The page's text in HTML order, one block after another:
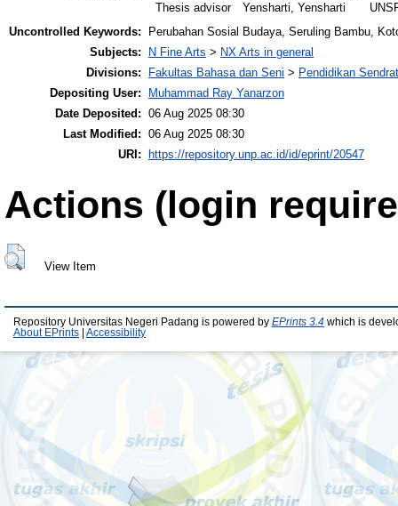
Thesis advisor
Yensharti, Yensharti
Uncontrolled Keywords:
Perubahan Sosial Budaya, Seruling Bambu,
Subjects:
N Fine Arts > NX Arts in general
Divisions:
Fakultas Bahasa dan Seni > Pendidikan
Depositing User:
Muhammad Ray Yanarzon
Date Deposited: 06 Aug 2025 08:30
Last Modified: 06 Aug 2025 08:30
URI:
https://repository.unp.ac.id/id/eprint/20547
Actions (login
View Item
Repository Universitas Negeri Padang is powered by EPrints 3.4 which is
About EPrints
Accessibility